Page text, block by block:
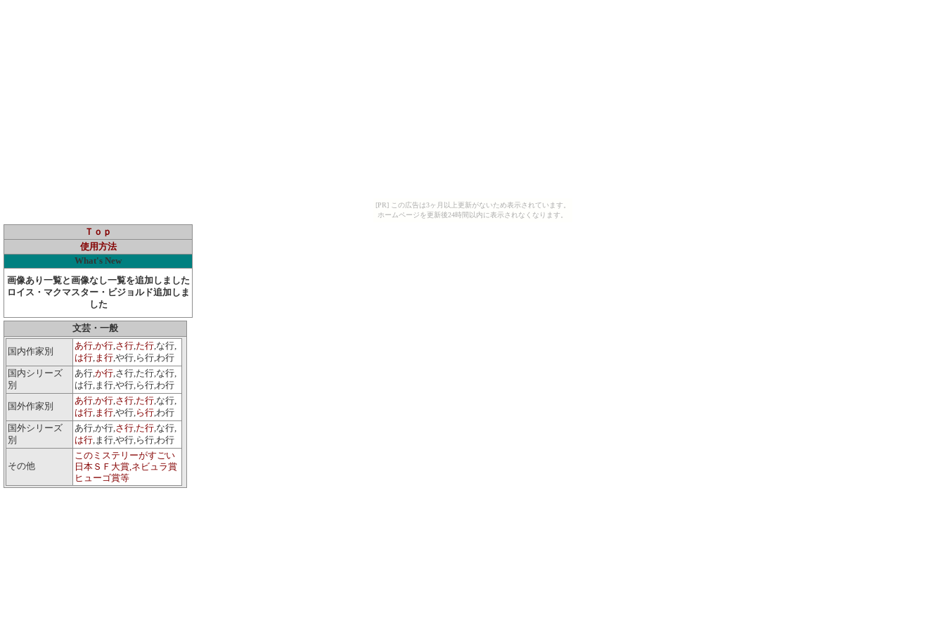
[PR] この広告は3ヶ月以上更新がないため表示されています。
ホームページを更新後24時間以内に表示されなくなります。
Ｔｏｐ
使用方法
What's New
画像あり一覧と画像なし一覧を追加しました
ロイス・マクマスター・ビジョルド追加しま
した
文芸・一般
国内作家別
あ行,か行,さ行,た行,な行,
は行,ま行,や行,ら行,わ行
国内シリーズ
別
あ行,か行,さ行,た行,な行,
は行,ま行,や行,ら行,わ行
国外作家別
あ行,か行,さ行,た行,な行,
は行,ま行,や行,ら行,わ行
国外シリーズ
別
あ行,か行,さ行,た行,な行,
は行,ま行,や行,ら行,わ行
その他
このミステリーがすごい
日本ＳＦ大賞,ネビュラ賞
ヒューゴ賞等